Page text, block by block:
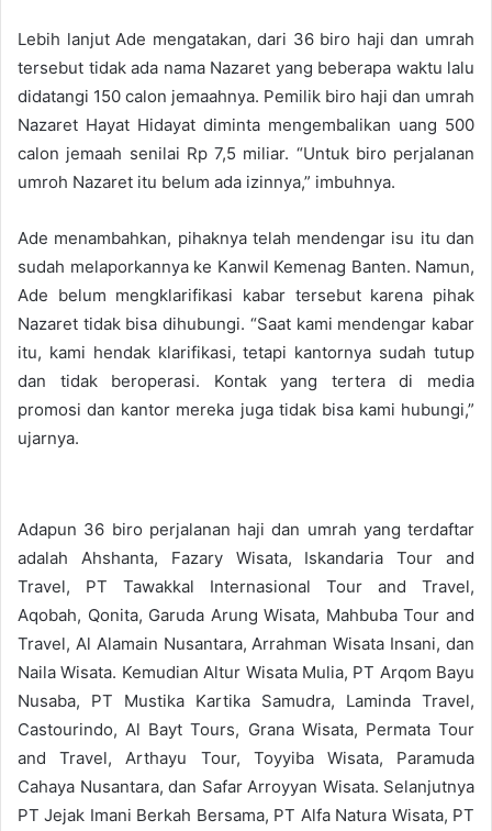
Lebih lanjut Ade mengatakan, dari 36 biro haji dan umrah
tersebut tidak ada nama Nazaret yang beberapa waktu lalu
didatangi 150 calon jemaahnya. Pemilik biro haji dan umrah
Nazaret Hayat Hidayat diminta mengembalikan uang 500
calon jemaah senilai Rp 7,5 miliar. “Untuk biro perjalanan
umroh Nazaret itu belum ada izinnya,” imbuhnya.
Ade menambahkan, pihaknya telah mendengar isu itu dan
sudah melaporkannya ke Kanwil Kemenag Banten. Namun,
Ade belum mengklarifikasi kabar tersebut karena pihak
Nazaret tidak bisa dihubungi. “Saat kami mendengar kabar
itu, kami hendak klarifikasi, tetapi kantornya sudah tutup
dan tidak beroperasi. Kontak yang tertera di media
promosi dan kantor mereka juga tidak bisa kami hubungi,”
ujarnya.
Adapun 36 biro perjalanan haji dan umrah yang terdaftar
adalah Ahshanta, Fazary Wisata, Iskandaria Tour and
Travel, PT Tawakkal Internasional Tour and Travel,
Aqobah, Qonita, Garuda Arung Wisata, Mahbuba Tour and
Travel, Al Alamain Nusantara, Arrahman Wisata Insani, dan
Naila Wisata. Kemudian Altur Wisata Mulia, PT Arqom Bayu
Nusaba, PT Mustika Kartika Samudra, Laminda Travel,
Castourindo, Al Bayt Tours, Grana Wisata, Permata Tour
and Travel, Arthayu Tour, Toyyiba Wisata, Paramuda
Cahaya Nusantara, dan Safar Arroyyan Wisata. Selanjutnya
PT Jejak Imani Berkah Bersama, PT Alfa Natura Wisata, PT